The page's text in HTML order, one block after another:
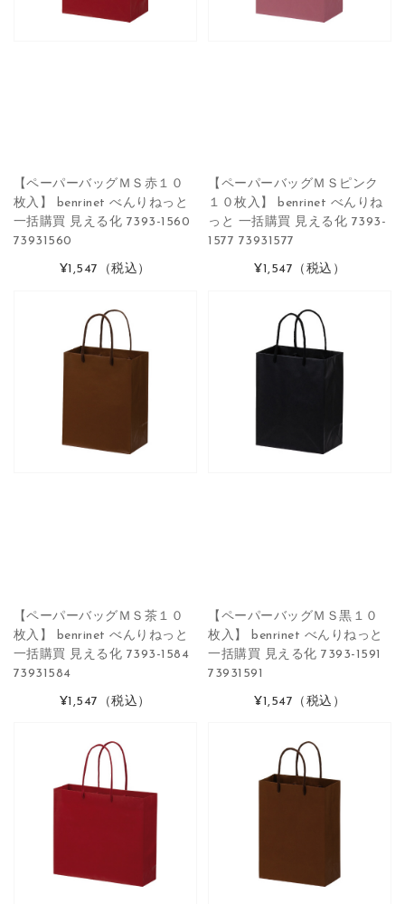
【ペーパーバッグＭＳ赤１０
枚入】 benrinet べんりねっと
一括購買 見える化 7393-1560
73931560
¥1,547 （税込）
【ペーパーバッグＭＳピンク
１０枚入】 benrinet べんりね
っと 一括購買 見える化 7393-
1577 73931577
¥1,547 （税込）
【ペーパーバッグＭＳ茶１０
枚入】 benrinet べんりねっと
一括購買 見える化 7393-1584
73931584
¥1,547 （税込）
【ペーパーバッグＭＳ黒１０
枚入】 benrinet べんりねっと
一括購買 見える化 7393-1591
73931591
¥1,547 （税込）